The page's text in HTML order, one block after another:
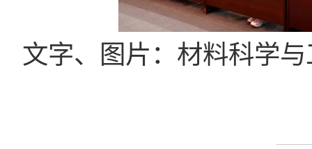
文字、图片：材料科学